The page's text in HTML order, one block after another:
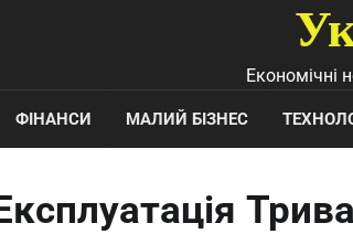
Економічні
ФІНАНСИ МАЛИЙ БІЗНЕС